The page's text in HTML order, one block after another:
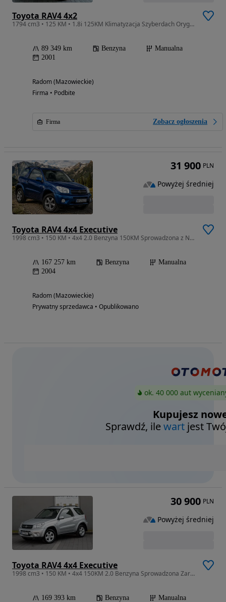
Toyota RAV4 4x2
1794 cm3 • 125 KM • 1.8i 125KM Klimatyzacja Szyberdach Oryginał 89 000KM Niemcy Opłacona
89 349 km Benzyna
Manualna
2001
Radom (Mazowieckie)
Firma • Podbite
Firma Zobacz ogłoszenia
Toyota RAV4 4x4 Executive
1998 cm3 • 150 KM • 4x4 2.0 Benzyna 150KM Sprowadzona z Niemiec Zarejestrowana
167 257 km Benzyna
Manualna
2004
Radom (Mazowieckie)
Prywatny sprzedawca • Opublikowano
31 900 PLN
Powyżej średniej
ok. 40 000 aut
Kupujesz
Sprawdź, ilewart jest
Toyota RAV4 4x4 Executive
1998 cm3 • 150 KM • 4x4 150KM 2.0 Benzyna Sprowadzona Zarejestrowana
169 393 km Benzyna
Manualna
30 900 PLN
Powyżej średniej